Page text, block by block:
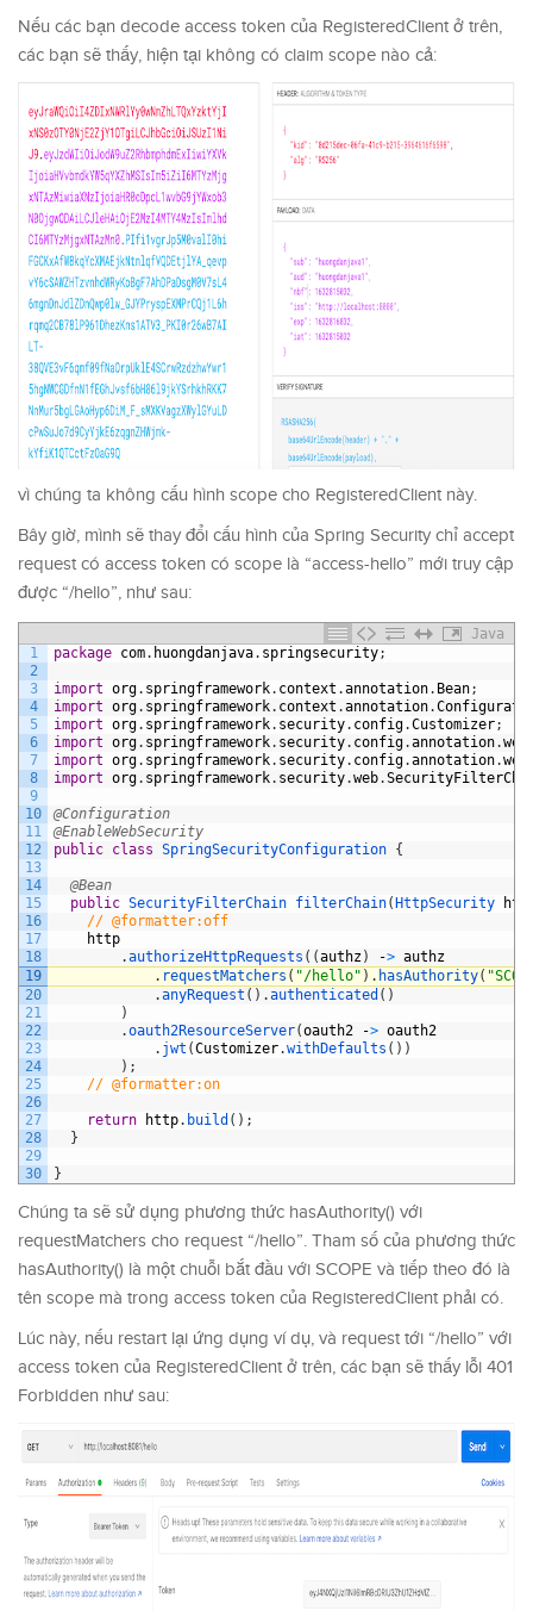
Nếu các bạn decode access token của RegisteredClient ở trên,
các bạn sẽ thấy, hiện tại không có claim scope nào cả:
vì chúng ta không cấu hình scope cho RegisteredClient này.
Bây giờ, mình sẽ thay đổi cấu hình của Spring Security chỉ accept
request có access token có scope là “access-hello” mới truy cập
được “/hello”, như sau:
Java
1
2
3
4
5
6
7
8
9
10
11
12
13
14
15
16
17
18
19
20
21
22
23
24
25
26
27
28
29
30
package com. huongdanjava. springsecurity;
import org. springframework. context .annotation. Bean;
import org. springframework. context .annotation.
import org. springframework. security. config.Customizer;
import org. springframework. security. config.annotation.web
import org. springframework. security. config.annotation.web
import org. springframework. security.web.
@Configuration
@EnableWebSecurity
public class SpringSecurityConfiguration {
@Bean
public SecurityFilterChain filterChain(HttpSecurity
// @formatter:off
http
.authorizeHttpRequests ( (authz) -> authz
. requestMatchers ( "/hello" ) . hasAuthority(
.anyRequest ( ) .authenticated ( )
)
.oauth2ResourceServer(oauth2 -> oauth2
. jwt (Customizer.withDefaults ( ) )
) ;
// @formatter:on
return http. build ( ) ;
}
}
Chúng ta sẽ sử dụng phương thức hasAuthority() với
requestMatchers cho request “/hello”. Tham số của phương thức
hasAuthority() là một chuỗi bắt đầu với SCOPE và tiếp theo đó là
tên scope mà trong access token của RegisteredClient phải có.
Lúc này, nếu restart lại ứng dụng ví dụ, và request tới “/hello” với
access token của RegisteredClient ở trên, các bạn sẽ thấy lỗi 401
Forbidden như sau: